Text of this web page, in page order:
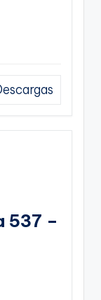
537 –